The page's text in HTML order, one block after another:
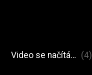
Video se načítá… (4)